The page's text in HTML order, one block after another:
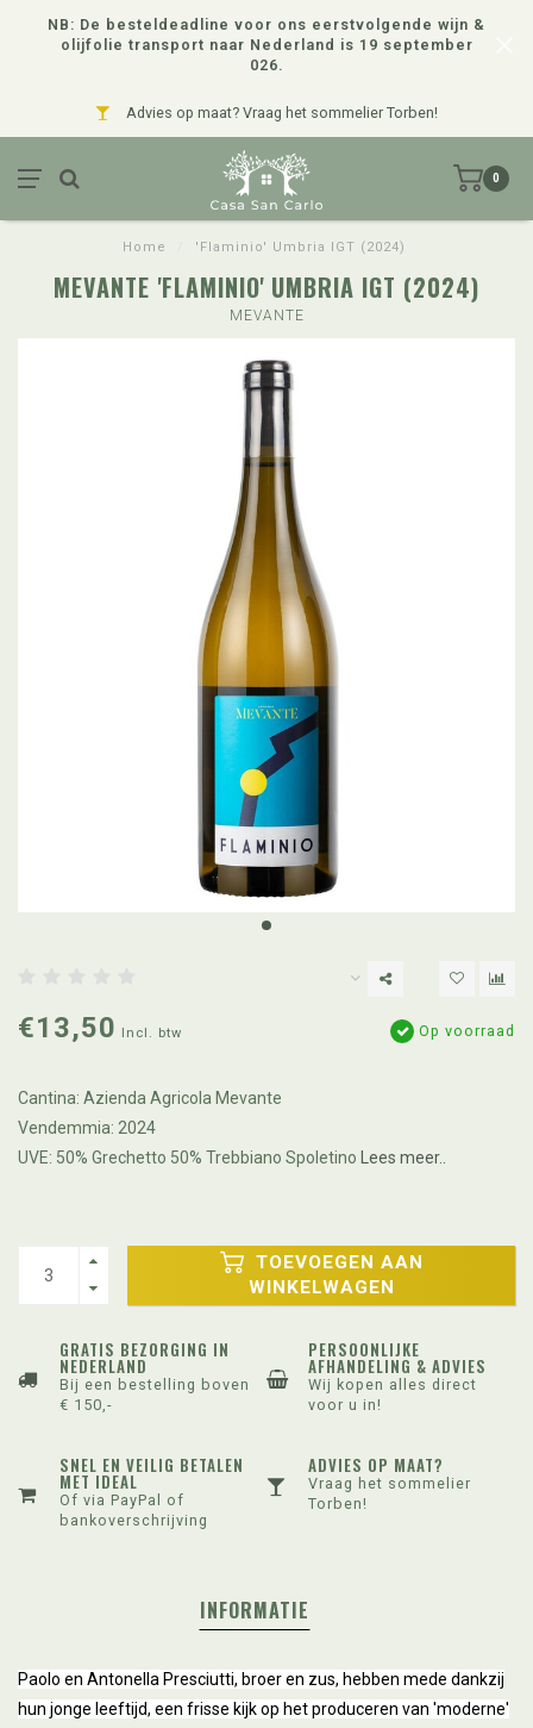
NB: De besteldeadline voor ons eerstvolgende wijn &
olijfolie transport naar Nederland is 19 september
026.
Advies op maat? Vraag het sommelier Torben!
0
Home 'Flaminio' Umbria IGT (2024)
MEVANTE 'FLAMINIO' UMBRIA IGT (2024)
MEVANTE
€13,50 Incl. btw Op voorraad
Cantina: Azienda Agricola Mevante
Vendemmia: 2024
UVE: 50% Grechetto 50% Trebbiano Spoletino Lees meer..
TOEVOEGEN AAN
WINKELWAGEN
GRATIS BEZORGING IN
NEDERLAND
Bij een bestelling boven
€ 150,-
PERSOONLIJKE
AFHANDELING & ADVIES
Wij kopen alles direct
voor u in!
SNEL EN VEILIG BETALEN
MET IDEAL
Of via PayPal of
bankoverschrijving
ADVIES OP MAAT?
Vraag het sommelier
Torben!
INFORMATIE
Paolo en Antonella Presciutti, broer en zus, hebben mede dankzij
hun jonge leeftijd, een frisse kijk op het produceren van 'moderne'